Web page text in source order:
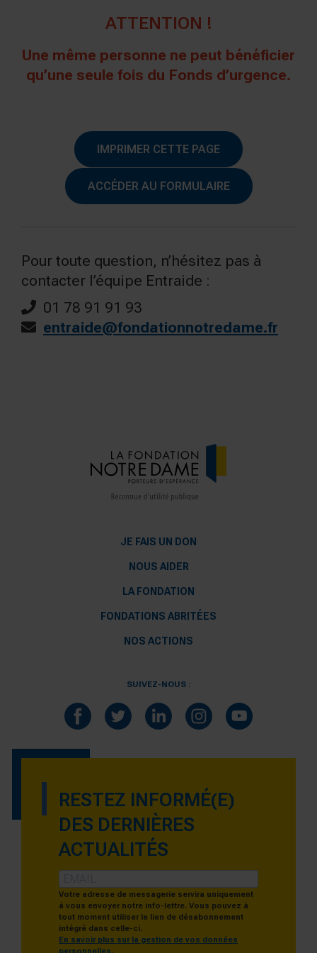
ATTENTION !
Une même personne ne peut bénéficier
qu’une seule fois du Fonds d’urgence.
IMPRIMER CETTE PAGE
ACCÉDER AU FORMULAIRE
Pour toute question, n’hésitez pas à
contacter l’équipe Entraide :
01 78 91 91 93
entraide@fondationnotredame.fr
JE FAIS UN DON
NOUS AIDER
LA FONDATION
FONDATIONS ABRITÉES
NOS ACTIONS
SUIVEZ-NOUS :
RESTEZ INFORMÉ(E)
DES DERNIÈRES
ACTUALITÉS
Votre adresse de messagerie servira uniquement
à vous envoyer notre info-lettre. Vous pouvez à
tout moment utiliser le lien de désabonnement
intégré dans celle-ci.
En savoir plus sur la gestion de vos données